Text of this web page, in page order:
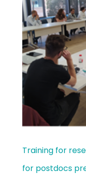
Training for
for postdocs